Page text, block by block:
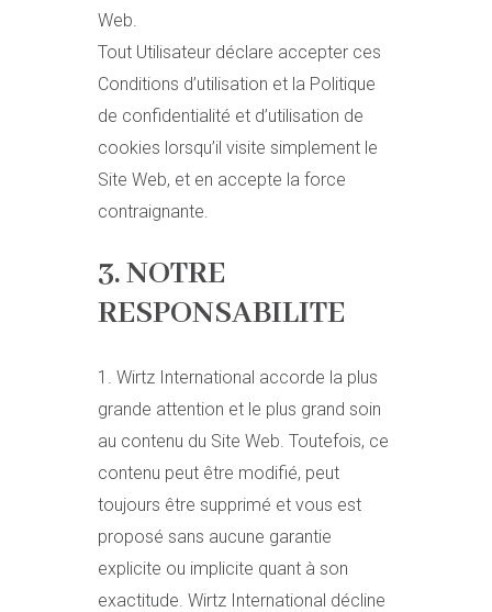
Web.
Tout Utilisateur déclare accepter ces
Conditions d’utilisation et la Politique
de confidentialité et d’utilisation de
cookies lorsqu’il visite simplement le
Site Web, et en accepte la force
contraignante.
3. NOTRE
RESPONSABILITE
1. Wirtz International accorde la plus
grande attention et le plus grand soin
au contenu du Site Web. Toutefois, ce
contenu peut être modifié, peut
toujours être supprimé et vous est
proposé sans aucune garantie
explicite ou implicite quant à son
exactitude. Wirtz International décline